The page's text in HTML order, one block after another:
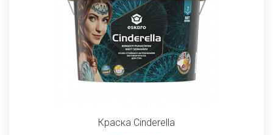
Краска Cinderella